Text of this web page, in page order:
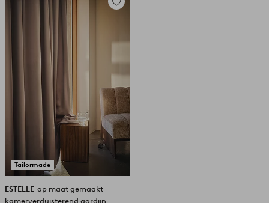
Tailormade
Toevoegen
ESTELLE op maat gemaakt
kamerverduisterend gordijn